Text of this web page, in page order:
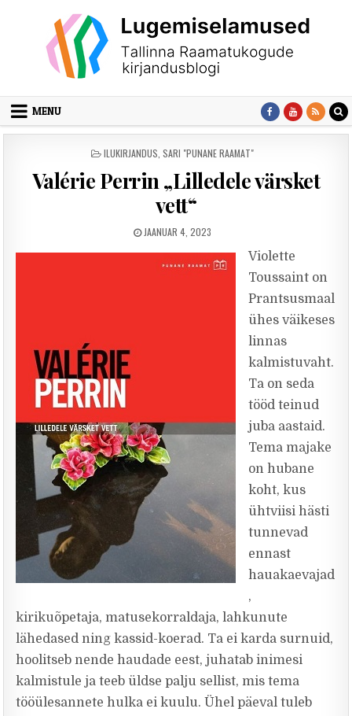
MENU
POSTED IN
ILUKIRJANDUS SARI "PUNANE RAAMAT"
Valérie Perrin „Lilledele värsket
vett“
PUBLISHED DATE:
JAANUAR 4, 2023
Violette
Toussaint on
Prantsusmaal
ühes väikeses
linnas
kalmistuvaht.
Ta on seda
tööd teinud
juba aastaid.
Tema majake
on hubane
koht, kus
ühtviisi hästi
tunnevad
ennast
hauakaevajad
,
kirikuõpetaja, matusekorraldaja, lahkunute
lähedased ning kassid-koerad. Ta ei karda surnuid,
hoolitseb nende haudade eest, juhatab inimesi
kalmistule ja teeb üldse palju sellist, mis tema
tööülesannete hulka ei kuulu. Ühel päeval tuleb